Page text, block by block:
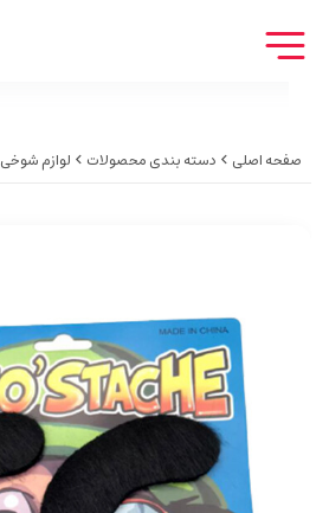
صفحه اصلی دسته بندی محصولات لوازم شوخی